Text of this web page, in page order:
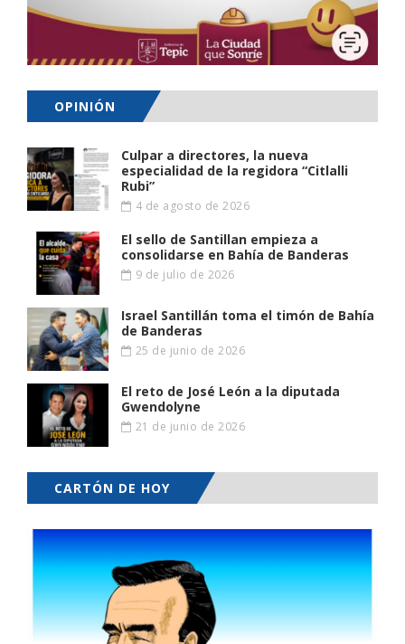
OPINIÓN
Culpar a directores, la nueva
especialidad de la regidora “Citlalli
Rubi”
4 de agosto de 2026
El sello de Santillan empieza a
consolidarse en Bahía de Banderas
9 de julio de 2026
Israel Santillán toma el timón de Bahía
de Banderas
25 de junio de 2026
El reto de José León a la diputada
Gwendolyne
21 de junio de 2026
CARTÓN DE HOY